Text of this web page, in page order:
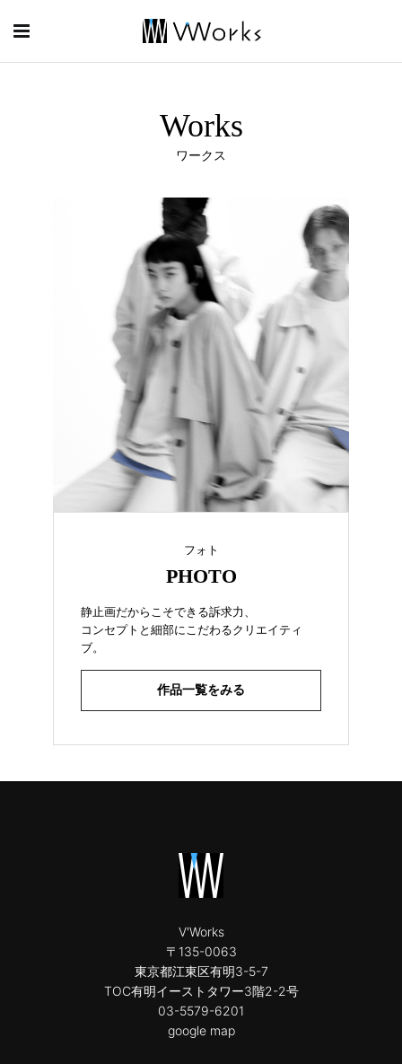
Works
ワークス
フォト
PHOTO
静止画だからこそできる訴求力、
コンセプトと細部にこだわるクリエイティ
ブ。
作品一覧をみる
V'Works
〒135-0063
東京都江東区有明3-5-7
TOC有明イーストタワー3階2-2号
03-5579-6201
google map